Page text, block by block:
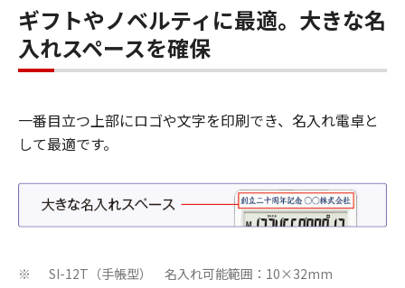
ギフトやノベルティに最適。大きな名
入れスペースを確保
一番目立つ上部にロゴや文字を印刷でき、名入れ電卓と
して最適です。
※ SI-12T（手帳型） 名入れ可能範囲：10×32mm